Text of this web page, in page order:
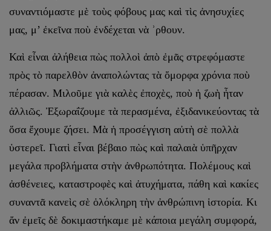
συναντιόμαστε μὲ τοὺς φόβους μας καὶ τὶς ἀνησυχίες
μας, μ’ ἐκεῖνα ποὺ ἐνδέχεται νὰ ʾρθουν.
Καὶ εἶναι ἀλήθεια πὼς πολλοὶ ἀπὸ ἐμᾶς στρεφόμαστε
πρὸς τὸ παρελθὸν ἀναπολώντας τὰ ὄμορφα χρόνια ποὺ
πέρασαν. Μιλοῦμε γιὰ καλὲς ἐποχὲς, ποὺ ἡ ζωὴ ἦταν
ἀλλιῶς. Ἐξωραΐζουμε τὰ περασμένα, ἐξιδανικεύοντας τὰ
ὅσα ἔχουμε ζήσει. Μὰ ἡ προσέγγιση αὐτὴ σὲ πολλὰ
ὑστερεῖ. Γιατὶ εἶναι βέβαιο πὼς καὶ παλαιὰ ὑπῆρχαν
μεγάλα προβλήματα στὴν ἀνθρωπότητα. Πολέμους καὶ
ἀσθένειες, καταστροφὲς καὶ ἀτυχήματα, πάθη καὶ κακίες
συναντᾶ κανεὶς σὲ ὁλόκληρη τὴν ἀνθρώπινη ἱστορία. Κι
ἄν ἐμεῖς δὲ δοκιμαστήκαμε μὲ κάποια μεγάλη συμφορά,